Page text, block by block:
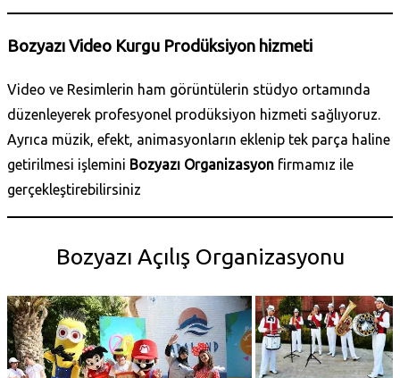
Bozyazı Video Kurgu Prodüksiyon hizmeti
Video ve Resimlerin ham görüntülerin stüdyo ortamında
düzenleyerek profesyonel prodüksiyon hizmeti sağlıyoruz.
Ayrıca müzik, efekt, animasyonların eklenip tek parça haline
getirilmesi işlemini Bozyazı Organizasyon firmamız ile
gerçekleştirebilirsiniz
Bozyazı Açılış Organizasyonu